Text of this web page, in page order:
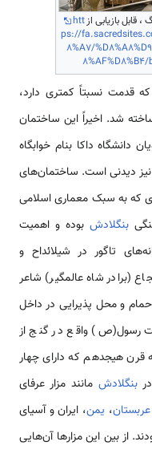
قابل بازیابی ازhtt
ps://
8%A7/
قدمت نسبتاً کمتری دارد،
است که در سال 1872 م ساخته شد. اخیراً این ساختمان
دانشگاه داکا بنام خوابگاه
م ساخته شده نیز دیدنی است. ساختمان‌های
که به سبک معماری اسلامی‌
بنگلادش بوده و اهمیت
تاگور در شیلائداح و
(برادر شاه عالمگیر) شاعر
و محل پذیرایی در داخل
رسول(ص) واقع در گنج از
قرن هیجدهم که دارای چهار
بنگلادشمانند مزار عرفای
عربستان، یمن، ایران و آسیای
از بین این مزارها آن‌هایی